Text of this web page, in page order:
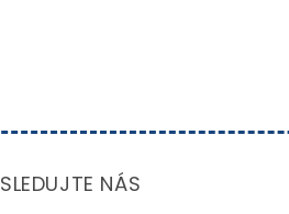
SLEDUJTE NÁS